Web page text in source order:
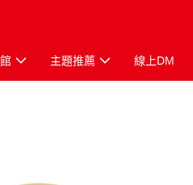
主題推薦 線上DM